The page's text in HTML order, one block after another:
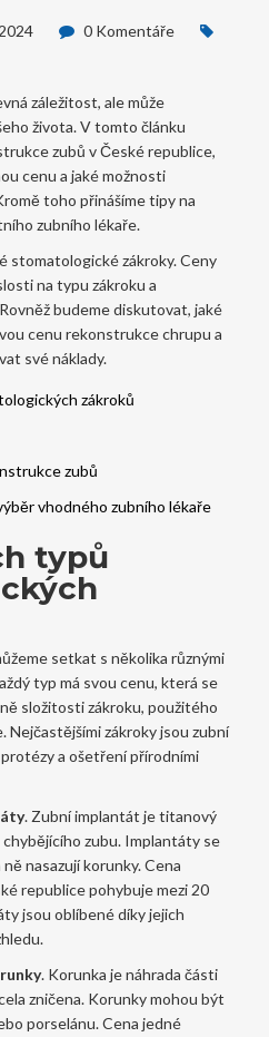
0 Komentáře
záležitost, ale může
života. V tomto článku
zubů v České republice,
cenu a jaké možnosti
toho přinášíme tipy na
zubního lékaře.
stomatologické zákroky. Ceny
na typu zákroku a
budeme diskutovat, jaké
cenu rekonstrukce chrupu a
své náklady.
zákroků
zubů
vhodného zubního lékaře
typů
setkat s několika různými
typ má svou cenu, která se
složitosti zákroku, použitého
Nejčastějšími zákroky jsou zubní
a ošetření přírodními
. Zubní implantát je titanový
zubu. Implantáty se
nasazují korunky. Cena
republice pohybuje mezi 20
jsou oblíbené díky jejich
. Korunka je náhrada části
zničena. Korunky mohou být
porselánu. Cena jedné